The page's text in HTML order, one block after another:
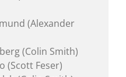
(Alexander
(Colin Smith)
(Scott Feser)